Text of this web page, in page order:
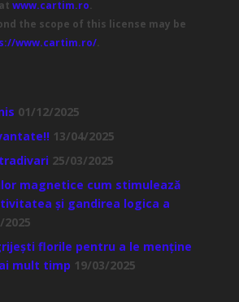
www.cartim.ro.
the scope of this license may be
www.cartim.ro/.
01/12/2025
13/04/2025
25/03/2025
magnetice cum stimulează
și gandirea logica a
2025
florile pentru a le menține
mult timp 19/03/2025